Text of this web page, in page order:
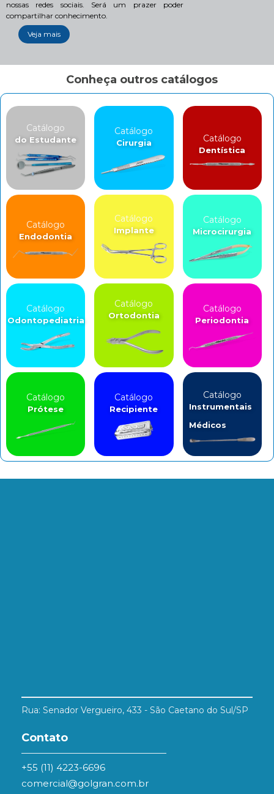
nossas redes sociais. Será um prazer poder
compartilhar conhecimento.
Veja mais
Conheça outros catálogos
Catálogo
do Estudante
Catálogo
Cirurgia Catálogo
Dentística
Catálogo
Endodontia
Catálogo
Implante
Catálogo
Microcirurgia
Catálogo
Odontopediatria
Catálogo
Ortodontia
Catálogo
Periodontia
Catálogo
Prótese
Catálogo
Recipiente
Catálogo
Instrumentais
Médicos
Rua: Senador Vergueiro, 433 - São Caetano do Sul/SP
Contato
+55 (11) 4223-6696
comercial@golgran.com.br